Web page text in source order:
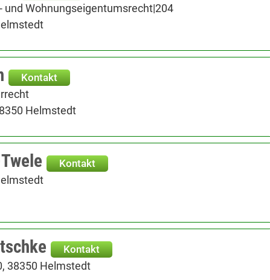
und Wohnungseigentumsrecht|204
Kontakt
Helmstedt
Kontakt
Kontakt
38350 Helmstedt